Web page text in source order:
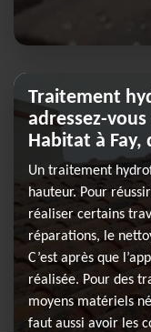
Traitement
adressez-
Habitat à Fay,
Un traitement
hauteur. Pour
réaliser certains
réparations, le
C’est après que
réalisée. Pour des
moyens matériels
faut aussi avoir les